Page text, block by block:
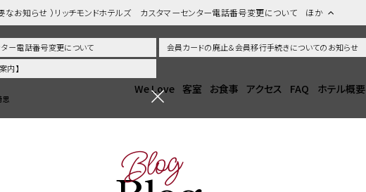
なお知らせ ）リッチモンドホテルズ カスタマーセンター電話番号変更について ほか
ター電話番号変更について
会員カードの廃止＆会員移行手続きについてのお知らせ
内】
思
We Love 客室 お食事 アクセス FAQ ホテル概要
Blog